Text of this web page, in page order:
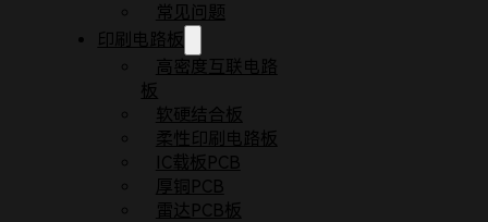
常见问题
印刷电路板
高密度互联电路
板
软硬结合板
柔性印刷电路板
IC载板PCB
厚铜PCB
雷达PCB板